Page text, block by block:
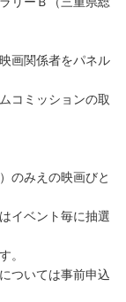
関係者をパネル
ッションの取
のみえの映画びと
イベント毎に抽選
。
ついては事前申込